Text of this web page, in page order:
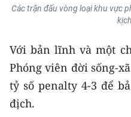
Media Khoa học - Công
Media Môi trường
Ảnh
Các trận đấu vòng loại khu vực
Với bản lĩnh và một
Phóng viên đời sống-
tỷ số penalty 4-3 để
địch.